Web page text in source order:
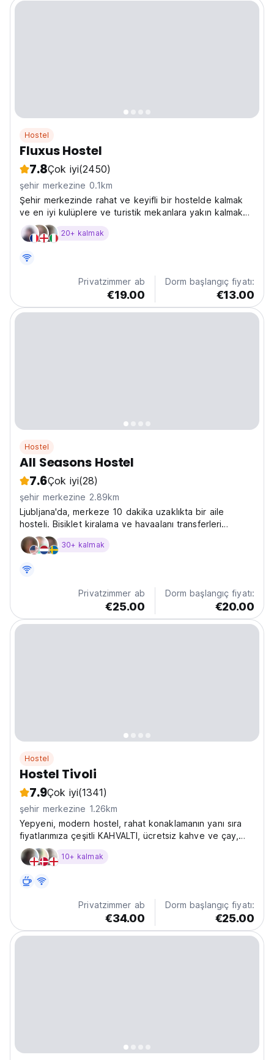
Hostel
Fluxus Hostel
7.8Çok iyi(2450)
şehir merkezine 0.1km
Şehir merkezinde rahat ve keyifli bir hostelde kalmak
ve en iyi kulüplere ve turistik mekanlara yakın kalmak
istiyorsanız doğru seçim biziz.
20+ kalmak
Privatzimmer ab
€19.00
Dorm başlangıç fiyatı:
€13.00
Hostel
All Seasons Hostel
7.6Çok iyi(28)
şehir merkezine 2.89km
Ljubljana'da, merkeze 10 dakika uzaklıkta bir aile
hosteli. Bisiklet kiralama ve havaalanı transferleri
keşfetmeyi kolaylaştırır. Şehri keşfetmek için konforlu
bir hostel. (Auto-translated from original language)
30+ kalmak
Privatzimmer ab
€25.00
Dorm başlangıç fiyatı:
€20.00
Hostel
Hostel Tivoli
7.9Çok iyi(1341)
şehir merkezine 1.26km
Yepyeni, modern hostel, rahat konaklamanın yanı sıra
fiyatlarımıza çeşitli KAHVALTI, ücretsiz kahve ve çay,
her odada klima ve tabii ki ücretsiz Wi-Fi ve bilgisayar
kullanımı DAHİLDİR
10+ kalmak
Privatzimmer ab
€34.00
Dorm başlangıç fiyatı:
€25.00